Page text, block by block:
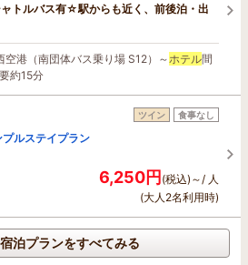
トルバス有☆駅からも近く、前後泊・出
港（南団体バス乗り場 S12）～ ホテル間
約15分
ツイン 食事なし
プルステイプラン
6,250円(税込)～/ 人
(大人2名利用時)
泊プランをすべてみる